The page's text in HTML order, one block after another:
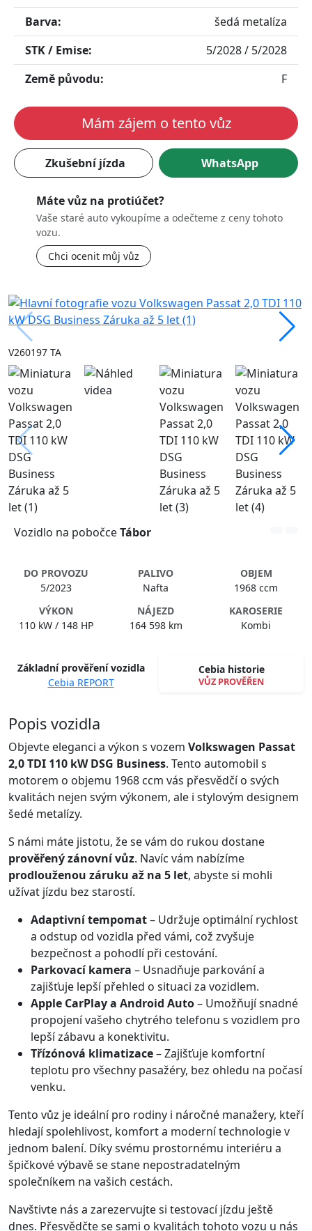
Barva:
šedá metalíza
STK / Emise:
5/2028 / 5/2028
Země původu:
F
Mám zájem o tento vůz
Zkušební jízda WhatsApp
Máte vůz na protiúčet?
Vaše staré auto vykoupíme a odečteme z ceny tohoto
vozu.
Chci ocenit můj vůz
V260197 TA
Vozidlo na pobočceTábor
DO PROVOZU
5/2023
PALIVO
Nafta
OBJEM
1968 ccm
VÝKON
110 kW / 148 HP
NÁJEZD
164 598 km
KAROSERIE
Kombi
Základní prověření vozidla
Cebia REPORT
Cebia historie
VŮZ PROVĚŘEN
Spustit video
Popis vozidla
Objevte eleganci a výkon s vozem Volkswagen Passat
2,0 TDI 110 kW DSG Business. Tento automobil s
motorem o objemu 1968 ccm vás přesvědčí o svých
kvalitách nejen svým výkonem, ale i stylovým designem
šedé metalízy.
S námi máte jistotu, že se vám do rukou dostane
prověřený zánovní vůz. Navíc vám nabízíme
prodlouženou záruku až na 5 let, abyste si mohli
užívat jízdu bez starostí.
Adaptivní tempomat– Udržuje optimální rychlost
a odstup od vozidla před vámi, což zvyšuje
bezpečnost a pohodlí při cestování.
Parkovací kamera – Usnadňuje parkování a
zajišťuje lepší přehled o situaci za vozidlem.
Apple CarPlay a Android Auto– Umožňují snadné
propojení vašeho chytrého telefonu s vozidlem pro
lepší zábavu a konektivitu.
Třízónová klimatizace– Zajišťuje komfortní
teplotu pro všechny pasažéry, bez ohledu na počasí
venku.
Tento vůz je ideální pro rodiny i náročné manažery, kteří
hledají spolehlivost, komfort a moderní technologie v
jednom balení. Díky svému prostornému interiéru a
špičkové výbavě se stane nepostradatelným
společníkem na vašich cestách.
Navštivte nás a zarezervujte si testovací jízdu ještě
dnes. Přesvědčte se sami o kvalitách tohoto vozu u nás